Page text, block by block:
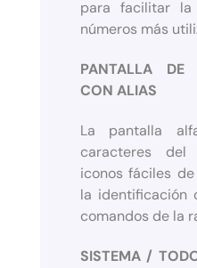
para facilitar
números más
PANTALLA DE
CON ALIAS
La pantalla
caracteres
iconos fáciles
la identificación
comandos de la
SISTEMA /